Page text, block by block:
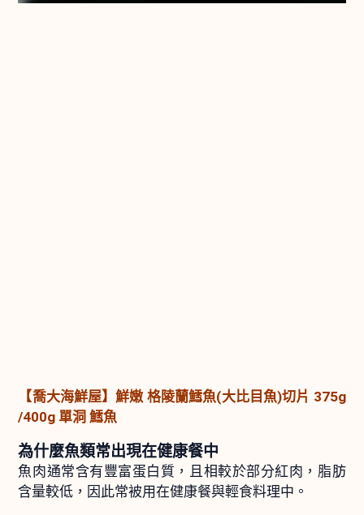
【喬大海鮮屋】鮮嫩 格陵蘭鱈魚(大比目魚)切片 375g
/400g 單洞 鱈魚
為什麼魚類常出現在健康餐中
魚肉通常含有豐富蛋白質，且相較於部分紅肉，脂肪
含量較低，因此常被用在健康餐與輕食料理中。